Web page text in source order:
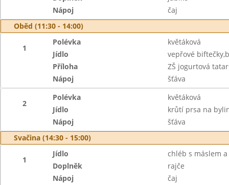
Nápoj
čaj
Oběd (11:30 - 14:00)
1
Polévka
květáková
Jídlo
vepřové
Příloha
ZŠ jogurtová
Nápoj
šťáva
2
Polévka
květáková
Jídlo
krůtí prsa na
Nápoj
šťáva
Svačina (14:30 - 15:00)
1
Jídlo
chléb s máslem
Doplněk
rajče
Nápoj
čaj